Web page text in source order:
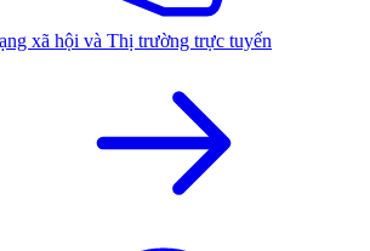
xã hội và Thị trường trực tuyến